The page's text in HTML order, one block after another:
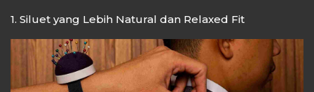
1. Siluet yang Lebih Natural dan Relaxed Fit